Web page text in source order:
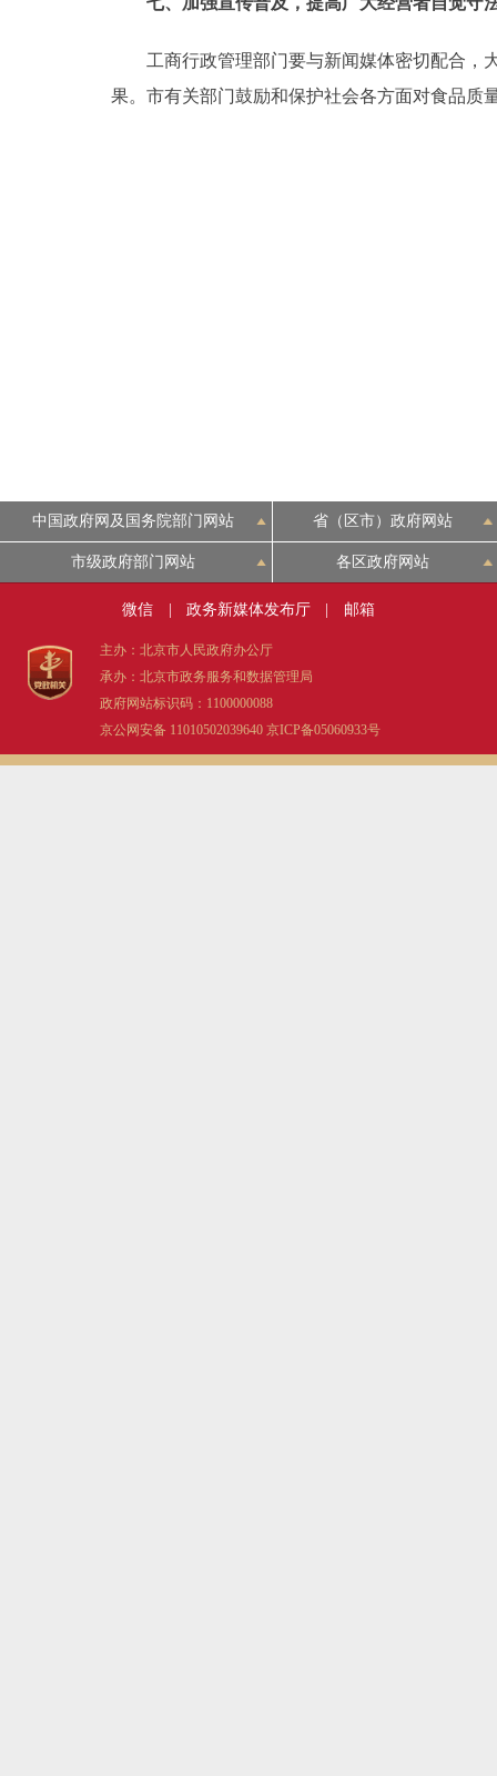
工商行政管理部门要与新闻媒体密切配合，大
果。市有关部门鼓励和保护社会各方面对食品质
中国政府网及国务院部门网站 省（区市）政府网站
市级政府部门网站 各区政府网站
微信 政务新媒体发布厅 邮箱
主办：北京市人民政府办公厅
承办：北京市政务服务和数据管理局
政府网站标识码：1100000088
京公网安备 11010502039640 京ICP备05060933号